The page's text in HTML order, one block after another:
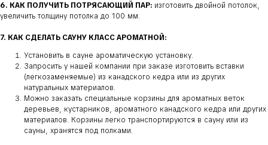
6. КАК ПОЛУЧИТЬ ПОТРЯСАЮЩИЙ ПАР: изготовить двойной потолок,
увеличить толщину потолка до 100 мм.
7. КАК СДЕЛАТЬ САУНУ КЛАСС АРОМАТНОЙ:
Установить в сауне ароматическую установку.
Запросить у нашей компании при заказе изготовить вставки
(легкозаменяемые) из канадского кедра или из других
натуральных материалов.
Можно заказать специальные корзины для ароматных веток
деревьев, кустарников, ароматного канадского кедра или других
материалов. Корзины легко транспортируются в сауну или из
сауны, хранятся под полками.